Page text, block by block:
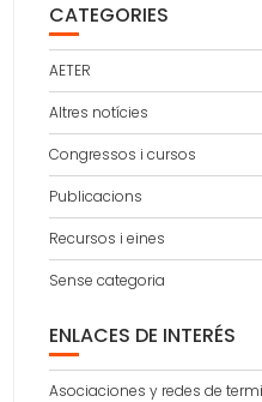
CATEGORIES
AETER
Altres notícies
Congressos i cursos
Publicacions
Recursos i eines
Sense categoria
ENLACES DE INTERÉS
Asociaciones y redes de